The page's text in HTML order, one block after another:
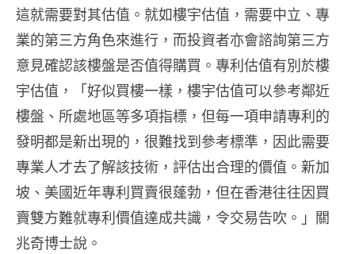
這就需要對其估值。就如樓宇估值，需要中立、專
業的第三方角色來進行，而投資者亦會諮詢第三方
意見確認該樓盤是否值得購買。專利估值有別於樓
宇估值，「好似買樓一樣，樓宇估值可以參考鄰近
樓盤、所處地區等多項指標，但每一項申請專利的
發明都是新出現的，很難找到參考標準，因此需要
專業人才去了解該技術，評估出合理的價值。新加
坡、美國近年專利買賣很蓬勃，但在香港往往因買
賣雙方難就專利價值達成共識，令交易告吹。」關
兆奇博士說。